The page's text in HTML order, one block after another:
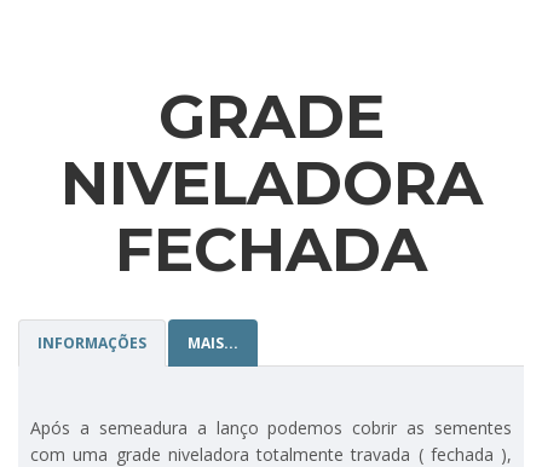
GRADE
NIVELADORA
FECHADA
INFORMAÇÕES MAIS...
Após a semeadura a lanço podemos cobrir as sementes
com uma grade niveladora totalmente travada ( fechada ),